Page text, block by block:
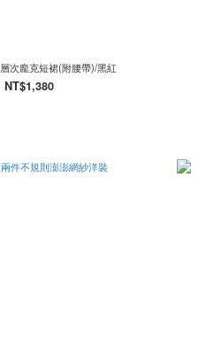
次龐克短裙(附腰帶)/黑紅
NT$1,380